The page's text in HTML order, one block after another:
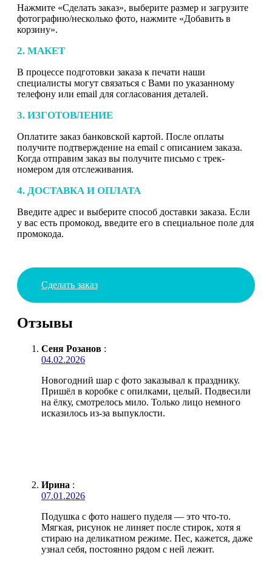
Нажмите «Сделать заказ», выберите размер и загрузите
фотографию/несколько фото, нажмите «Добавить в
корзину».
2. МАКЕТ
В процессе подготовки заказа к печати наши
специалисты могут связаться с Вами по указанному
телефону или email для согласования деталей.
3. ИЗГОТОВЛЕНИЕ
Оплатите заказ банковской картой. После оплаты
получите подтверждение на email с описанием заказа.
Когда отправим заказ вы получите письмо с трек-
номером для отслеживания.
4. ДОСТАВКА И ОПЛАТА
Введите адрес и выберите способ доставки заказа. Если
у вас есть промокод, введите его в специальное поле для
промокода.
Сделать заказ
Отзывы
Сеня Розанов :
04.02.2026
Новогодний шар с фото заказывал к празднику.
Пришёл в коробке с опилками, целый. Подвесили
на ёлку, смотрелось мило. Только лицо немного
исказилось из-за выпуклости.
Ирина :
07.01.2026
Подушка с фото нашего пуделя — это что-то.
Мягкая, рисунок не линяет после стирок, хотя я
стираю на деликатном режиме. Пес, кажется, даже
узнал себя, постоянно рядом с ней лежит.